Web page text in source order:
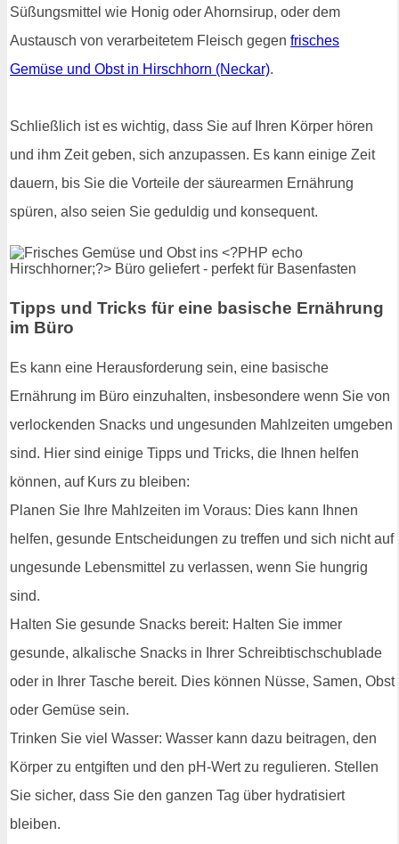
Süßungsmittel wie Honig oder Ahornsirup, oder dem
Austausch von verarbeitetem Fleisch gegen frisches
Gemüse und Obst in Hirschhorn (Neckar).
Schließlich ist es wichtig, dass Sie auf Ihren Körper hören
und ihm Zeit geben, sich anzupassen. Es kann einige Zeit
dauern, bis Sie die Vorteile der säurearmen Ernährung
spüren, also seien Sie geduldig und konsequent.
Tipps und Tricks für eine basische Ernährung
im Büro
Es kann eine Herausforderung sein, eine basische
Ernährung im Büro einzuhalten, insbesondere wenn Sie von
verlockenden Snacks und ungesunden Mahlzeiten umgeben
sind. Hier sind einige Tipps und Tricks, die Ihnen helfen
können, auf Kurs zu bleiben:
Planen Sie Ihre Mahlzeiten im Voraus: Dies kann Ihnen
helfen, gesunde Entscheidungen zu treffen und sich nicht auf
ungesunde Lebensmittel zu verlassen, wenn Sie hungrig
sind.
Halten Sie gesunde Snacks bereit: Halten Sie immer
gesunde, alkalische Snacks in Ihrer Schreibtischschublade
oder in Ihrer Tasche bereit. Dies können Nüsse, Samen, Obst
oder Gemüse sein.
Trinken Sie viel Wasser: Wasser kann dazu beitragen, den
Körper zu entgiften und den pH-Wert zu regulieren. Stellen
Sie sicher, dass Sie den ganzen Tag über hydratisiert
bleiben.